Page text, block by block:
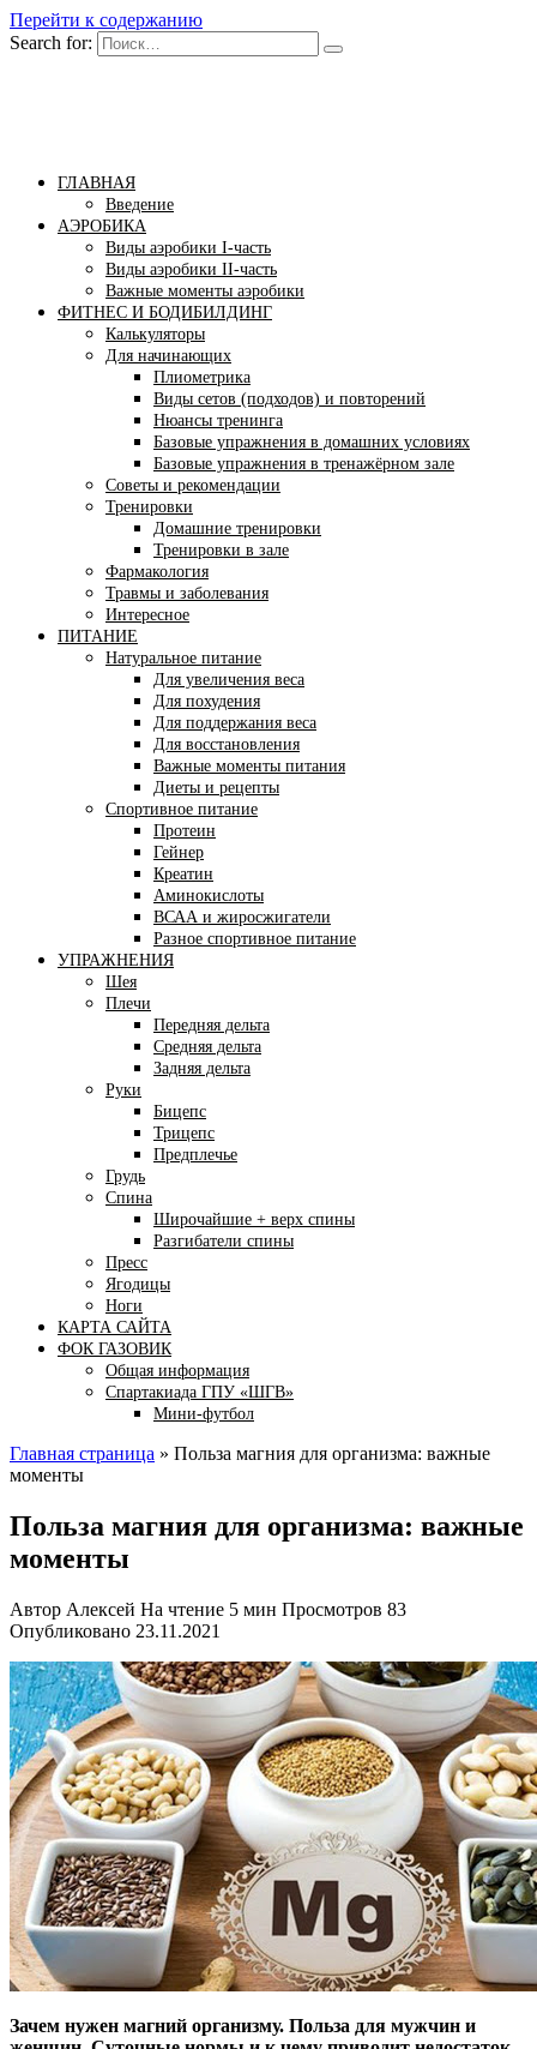
Перейти к содержанию
Search for:
ГЛАВНАЯ
Введение
АЭРОБИКА
Виды аэробики І-часть
Виды аэробики ІІ-часть
Важные моменты аэробики
ФИТНЕС И БОДИБИЛДИНГ
Калькуляторы
Для начинающих
Плиометрика
Виды сетов (подходов) и повторений
Нюансы тренинга
Базовые упражнения в домашних условиях
Базовые упражнения в тренажёрном зале
Советы и рекомендации
Тренировки
Домашние тренировки
Тренировки в зале
Фармакология
Травмы и заболевания
Интересное
ПИТАНИЕ
Натуральное питание
Для увеличения веса
Для похудения
Для поддержания веса
Для восстановления
Важные моменты питания
Диеты и рецепты
Спортивное питание
Протеин
Гейнер
Креатин
Аминокислоты
ВСАА и жиросжигатели
Разное спортивное питание
УПРАЖНЕНИЯ
Шея
Плечи
Передняя дельта
Средняя дельта
Задняя дельта
Руки
Бицепс
Трицепс
Предплечье
Грудь
Спина
Широчайшие + верх спины
Разгибатели спины
Пресс
Ягодицы
Ноги
КАРТА САЙТА
ФОК ГАЗОВИК
Общая информация
Спартакиада ГПУ «ШГВ»
Мини-футбол
Главная страница » Польза магния для организма: важные
моменты
Польза магния для организма: важные
моменты
Автор Алексей На чтение 5 мин Просмотров 83
Опубликовано 23.11.2021
Зачем нужен магний организму. Польза для мужчин и